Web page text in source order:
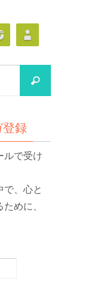
検
索
登録
ルで受け
で、心と
めに、